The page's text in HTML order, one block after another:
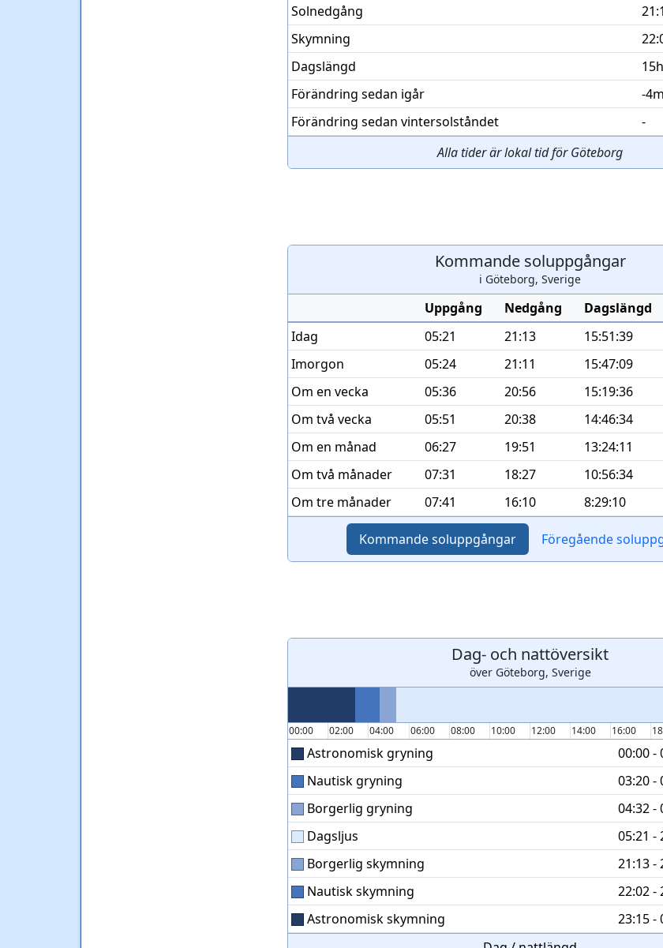
Solnedgång
Skymning
Dagslängd
Förändring sedan igår
-
Förändring sedan vintersolståndet
-
Alla tider är lokal tid för Göteborg
Kommande soluppgångar
i Göteborg, Sverige
Uppgång Nedgång Dagslängd
Idag
05:21 21:13 15:51:39
Imorgon
05:24 21:11 15:47:09
Om en vecka
05:36 20:56 15:19:36
Om två vecka
05:51 20:38 14:46:34
Om en månad
06:27 19:51 13:24:11
Om två månader
07:31 18:27 10:56:34
Om tre månader
07:41 16:10 8:29:10
Kommandesoluppgångar Föregående
Dag- och nattöversikt
över Göteborg, Sverige
00:00 02:00 04:00 06:00 08:00 10:00 12:00 14:00 16:00
Astronomisk gryning 00:00 -
Nautisk gryning
03:20 -
Borgerlig gryning
04:32 -
Dagsljus
05:21 -
Borgerlig skymning
21:13 -
Nautisk skymning
22:02 -
Astronomisk skymning
23:15 -